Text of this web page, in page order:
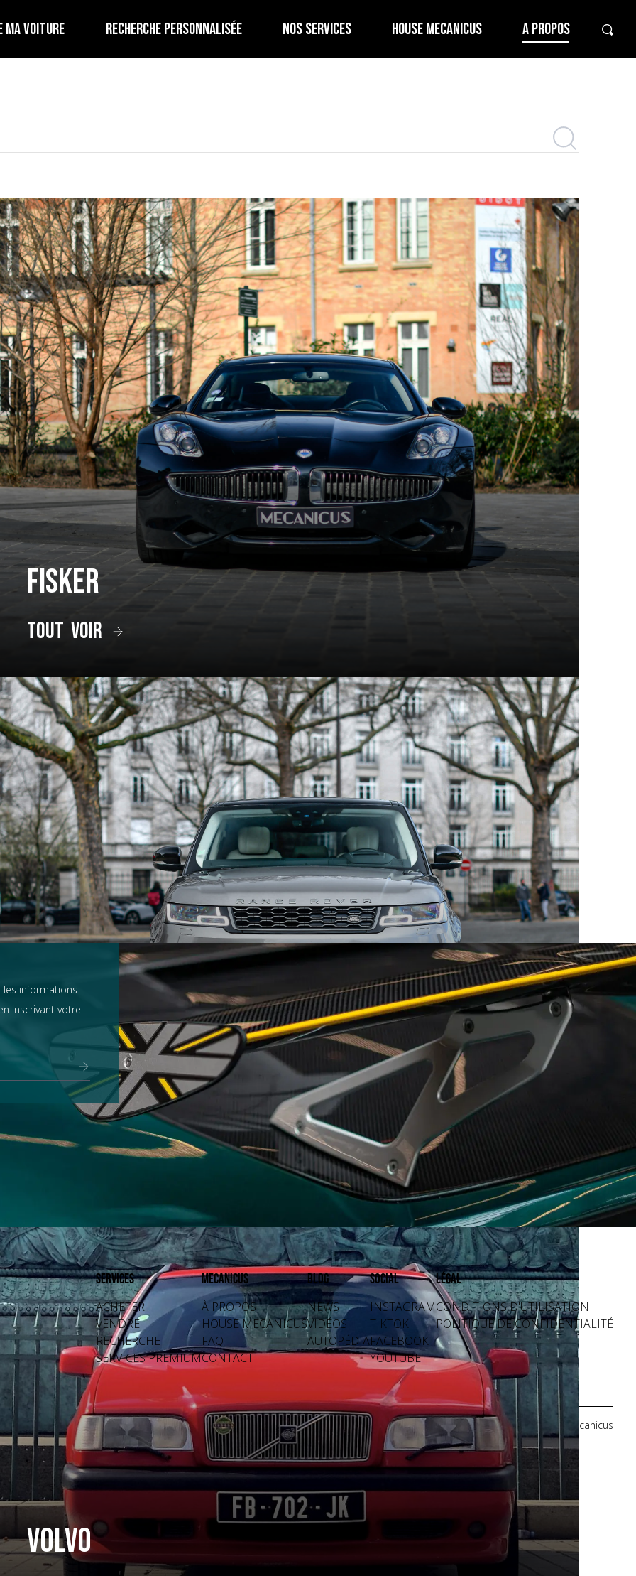
MA VOITURE RECHERCHE PERSONNALISÉE NOS SERVICES HOUSE MECANICUS A PROPOS
Fisker
tout voir
Range Rover
tout voir
Volvo
voyage à travers les marques et modèles d'exception
certains, c’est un rêve façonné en acier, en cuir, et en amour. Chez Mecanicus, on adore la voiture, on adore aussi son
On a donc décidé de vous bichonner, et de vous concocter une véritable encyclopédie de la voiture : Autopedia.
qui ont marqué l’histoire et créé des véhicules au destin exceptionnel, chacun empreint d’un charme unique et
souvent légendaire.
d’exception qui ont jalonné son histoire. De la Belle Époque aux supercars contemporaines, ces constructeurs ont
créant des modèles emblématiques qui font rêver les amateurs comme les collectionneurs. Au sein des articles
grandes marques et modèles d'exception, pour un voyage entre innovation, performance et héritage automobile.
En voiture, bouclez vos ceintures, c’est parti !
informations
inscrivant votre
Services
ACHETER
VENDRE
RECHERCHE
SERVICES PREMIUM
Mecanicus
À PROPOS
HOUSE MECANICUS
FAQ
CONTACT
Blog
NEWS
VIDÉOS
AUTOPÉDIA
Social
INSTAGRAM
TIKTOK
FACEBOOK
YOUTUBE
Légal
CONDITIONS D'UTILISATION
POLITIQUE DE CONFIDENTIALITÉ
Crédits photos: Mecanicus